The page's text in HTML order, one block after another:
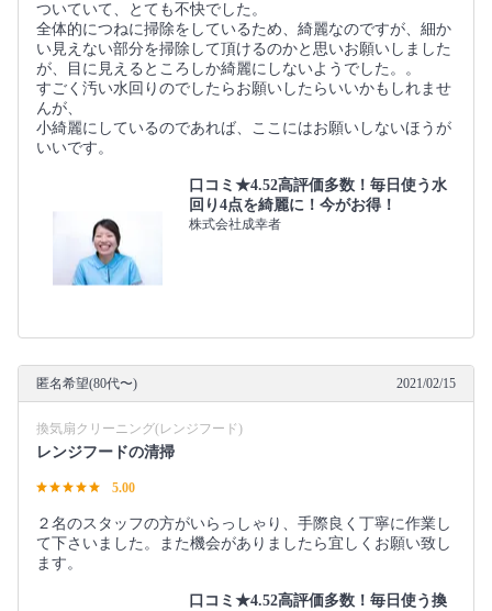
ついていて、とても不快でした。
全体的につねに掃除をしているため、綺麗なのですが、細か
い見えない部分を掃除して頂けるのかと思いお願いしました
が、目に見えるところしか綺麗にしないようでした。。
すごく汚い水回りのでしたらお願いしたらいいかもしれませ
んが、
小綺麗にしているのであれば、ここにはお願いしないほうが
いいです。
口コミ★4.52高評価多数！毎日使う水
回り4点を綺麗に！今がお得！
株式会社成幸者
匿名希望(80代〜) 2021/02/15
換気扇クリーニング(レンジフード)
レンジフードの清掃
5.00
２名のスタッフの方がいらっしゃり、手際良く丁寧に作業し
て下さいました。また機会がありましたら宜しくお願い致し
ます。
口コミ★4.52高評価多数！毎日使う換